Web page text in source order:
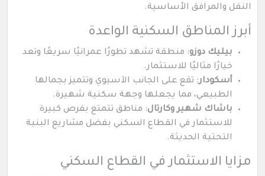
النقل والمرافق الأساسية.
أبرز المناطق السكنية الواعدة
بيليك دوزو: منطقة تشهد تطورًا عمرانيًا سريعًا وتعد
خيارًا مثاليًا للاستثمار.
أسكودار: تقع على الجانب الآسيوي وتتميز بجمالها
الطبيعي، مما يجعلها وجهة سكنية شهيرة.
باشاك شهير وكارتال: مناطق تتمتع بفرص كبيرة
للاستثمار في القطاع السكني بفضل مشاريع البنية
التحتية الحديثة.
مزايا الاستثمار في القطاع السكني